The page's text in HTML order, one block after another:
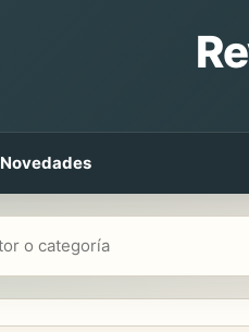
Novedades